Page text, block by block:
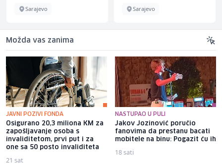
Sarajevo Sarajevo
Možda vas zanima
JAVNI POZIVI FONDA
Osigurano 20,3 miliona KM za
zapošljavanje osoba s
invaliditetom, prvi put i za
one sa 50 posto invaliditeta
21 sat
NASTUPAO U PULI
Jakov Jozinović poručio
fanovima da prestanu bacati
mobitele na binu: Pogazit ću ih
18 sati